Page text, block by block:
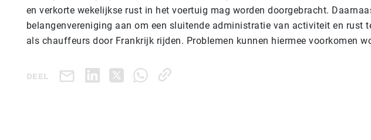
en verkorte wekelijkse rust in het voertuig mag worden doorgebracht.
belangenvereniging aan om een sluitende administratie van activiteit en rust
als chauffeurs door Frankrijk rijden. Problemen kunnen hiermee voorkomen
DEEL